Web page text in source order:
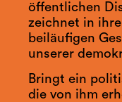
öffentlichen
zeichnet in
beiläufigen
unserer
Bringt ein
die von ihm